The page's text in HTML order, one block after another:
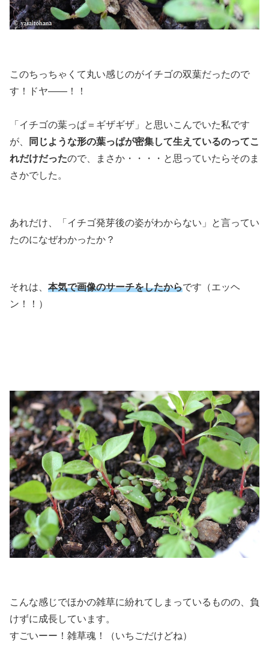
このちっちゃくて丸い感じのがイチゴの双葉だったので
す！ドヤ――！！
「イチゴの葉っぱ＝ギザギザ」と思いこんでいた私です
が、
同じような形の葉っぱが密集して生えているのってこ
れだけだったので、まさか・・・・と思っていたらそのま
さかでした。
あれだけ、「イチゴ発芽後の姿がわからない」と言ってい
たのになぜわかったか？
それは、 本気で画像のサーチをしたからです（エッヘ
ン！！）
こんな感じでほかの雑草に紛れてしまっているものの、負
けずに成長しています。
すごいーー！雑草魂！（いちごだけどね）